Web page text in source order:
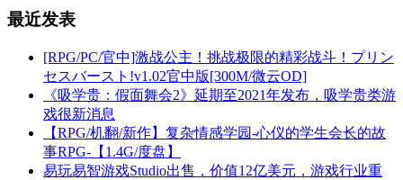
最近发表
[RPG/PC/官中]激战公主！挑战极限的精彩战斗！プリン
セスバースト!v1.02官中版[300M/微云OD]
《吸学贵：假面舞会2》延期至2021年发布，吸学贵类游
戏很新消息
【RPG/机翻/新作】复杂情感学园-心仪的学生会长的故
事RPG-【1.4G/度盘】
易玩易智游戏Studio出售，价值12亿美元，游戏行业重